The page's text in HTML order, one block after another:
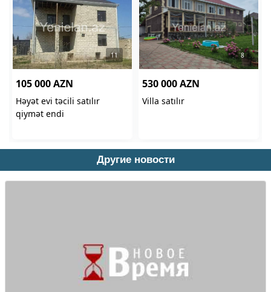
Другие новости